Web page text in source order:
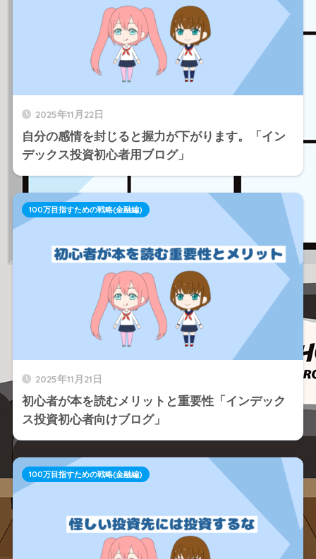
2025年11月22日
自分の感情を封じると握力が下がります。「イン
デックス投資初心者用ブログ」
2025年11月21日
初心者が本を読むメリットと重要性「インデック
ス投資初心者向けブログ」
100万目指すための戦略(金融編)
100万目指すための戦略(金融編)